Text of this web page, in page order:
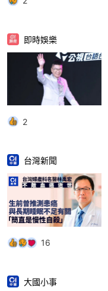
即時娛樂
2
台灣新聞
16
大國小事